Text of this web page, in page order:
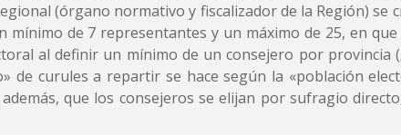
(órgano normativo y fiscalizador de la Región) se
de 7 representantes y un máximo de 25, en
al definir un mínimo de un consejero por provincia
de curules a repartir se hace según la «población
que los consejeros se elijan por sufragio